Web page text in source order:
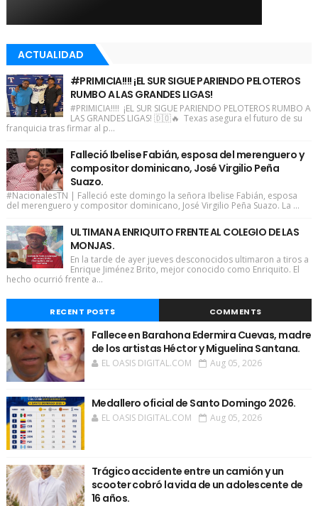
ACTUALIDAD
#PRIMICIA!!!! ¡EL SUR SIGUE PARIENDO PELOTEROS
RUMBO A LAS GRANDES LIGAS!
#PRIMICIA!!!! ¡EL SUR SIGUE PARIENDO PELOTEROS RUMBO A
LAS GRANDES LIGAS! 🇩🇴🔥 Texas asegura el futuro de su
franquicia tras firmar al p...
Falleció Ibelise Fabián, esposa del merenguero y
compositor dominicano, José Virgilio Peña
Suazo.
#NacionalesTN | Falleció este domingo la señora Ibelise Fabián, esposa
del merenguero y compositor dominicano, José Virgilio Peña Suazo. La ...
ULTIMAN A ENRIQUITO FRENTE AL COLEGIO DE LAS
MONJAS.
En la tarde de ayer jueves desconocidos ultimaron a tiros a
Enrique Jiménez Brito, mejor conocido como Enriquito. El
hecho ocurrió frente a...
RECENT POSTS COMMENTS
Fallece en Barahona Edermira Cuevas, madre
de los artistas Héctor y Miguelina Santana.
EL OASIS DIGITAL.COM Aug 05, 2026
Medallero oficial de Santo Domingo 2026.
EL OASIS DIGITAL.COM Aug 05, 2026
Trágico accidente entre un camión y un
scooter cobró la vida de un adolescente de
16 años.